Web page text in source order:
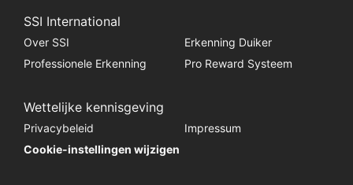
SSI International
Over SSI
Erkenning Duiker
Professionele Erkenning
Pro Reward Systeem
Wettelijke kennisgeving
Privacybeleid
Impressum
Cookie-instellingen wijzigen